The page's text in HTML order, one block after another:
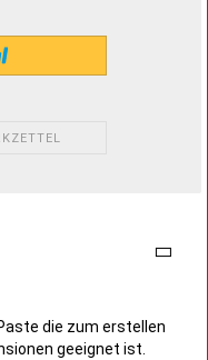
die zum erstellen
geeignet ist.